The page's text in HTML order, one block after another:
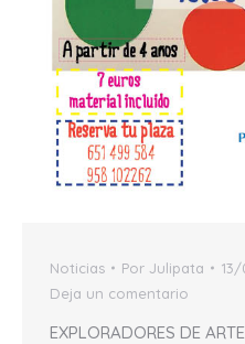
Noticias Por Julipata
Deja un comentario
EXPLORADORES DE